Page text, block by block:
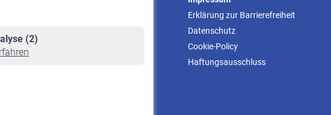
(2)
Erklärung zur Barrierefreiheit
Datenschutz
Cookie-Policy
Haftungsausschluss